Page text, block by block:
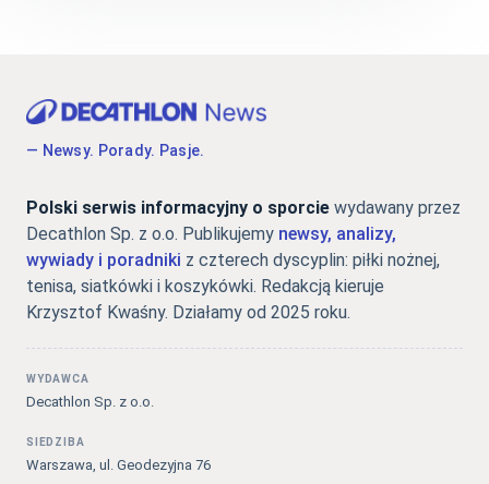
— Newsy. Porady. Pasje.
Polski serwis informacyjny o sporcie wydawany przez
Decathlon Sp. z o.o. Publikujemy newsy, analizy,
wywiady i poradniki z czterech dyscyplin: piłki nożnej,
tenisa, siatkówki i koszykówki. Redakcją kieruje
Krzysztof Kwaśny. Działamy od 2025 roku.
WYDAWCA
Decathlon Sp. z o.o.
SIEDZIBA
Warszawa, ul. Geodezyjna 76